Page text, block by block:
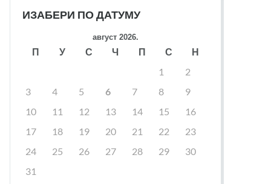
ИЗАБЕРИ ПО ДАТУМУ
август 2026.
П У С Ч П С
Н
1
2
3
4 5 6 7 8
9
10
11 12 13 14 15
16
17
18 19 20 21 22
23
24
25 26 27 28 29
30
31